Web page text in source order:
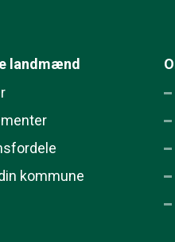
landmænd
kommune